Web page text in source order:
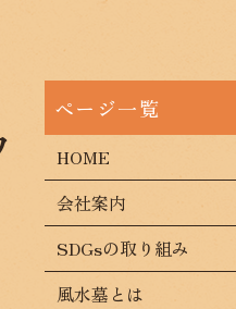
HOME
会社案内
SDGsの取り組み
風水墓とは